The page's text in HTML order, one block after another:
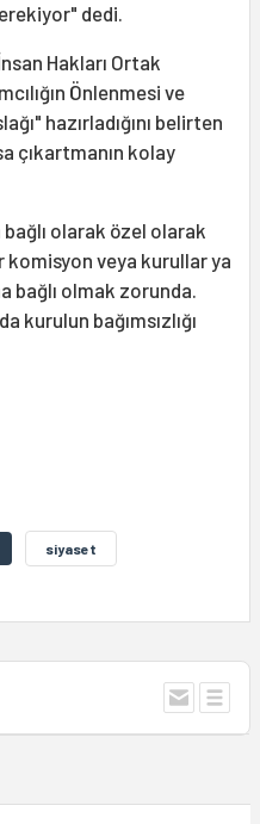
dedi.
Hakları Ortak
Önlenmesi ve
hazırladığını belirten
çıkartmanın kolay
olarak özel olarak
komisyon veya kurullar ya
bağlı olmak zorunda.
kurulun bağımsızlığı
siyaset